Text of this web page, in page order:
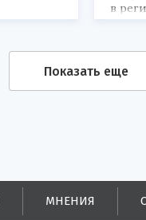
в
Показать еще
МНЕНИЯ